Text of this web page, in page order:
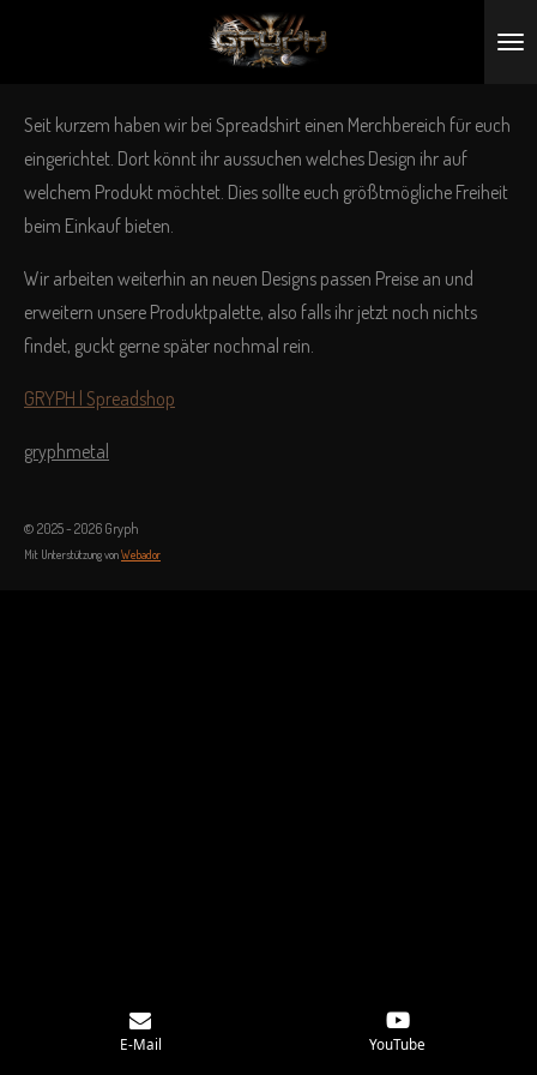
Seit kurzem haben wir bei Spreadshirt einen Merchbereich für euch
eingerichtet. Dort könnt ihr aussuchen welches Design ihr auf
welchem Produkt möchtet. Dies sollte euch größtmögliche Freiheit
beim Einkauf bieten.
Wir arbeiten weiterhin an neuen Designs passen Preise an und
erweitern unsere Produktpalette, also falls ihr jetzt noch nichts
findet, guckt gerne später nochmal rein.
GRYPH | Spreadshop
gryphmetal
© 2025 - 2026 Gryph
Mit Unterstützung vonWebador
E-Mail YouTube